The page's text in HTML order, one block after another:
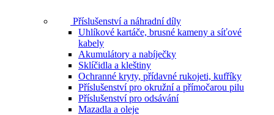
Příslušenství a náhradní díly
Uhlíkové kartáče, brusné kameny a síťové
kabely
Akumulátory a nabíječky
Sklíčidla a kleštiny
Ochranné kryty, přídavné rukojeti, kufříky
Příslušenství pro okružní a přímočarou pilu
Příslušenství pro odsávání
Mazadla a oleje